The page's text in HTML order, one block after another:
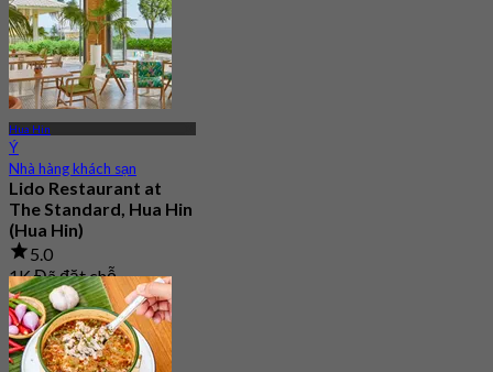
Hua Hin
Ý
Nhà hàng khách sạn
Lido Restaurant at
The Standard, Hua Hin
(Hua Hin)
5.0
1K Đã đặt chỗ
Từ฿ 595